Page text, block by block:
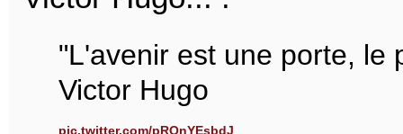
"L'avenir est une porte, le
Victor Hugo
pic.twitter.com/pRQnYEsbdJ